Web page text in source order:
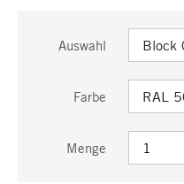
Auswahl
Farbe
Menge